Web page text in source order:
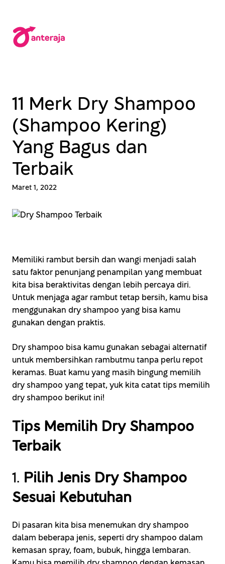
konten
11 Merk Dry Shampoo
(Shampoo Kering)
Yang Bagus dan
Terbaik
Maret 1, 2022
Memiliki rambut bersih dan wangi menjadi salah
satu faktor penunjang penampilan yang membuat
kita bisa beraktivitas dengan lebih percaya diri.
Untuk menjaga agar rambut tetap bersih, kamu bisa
menggunakan dry shampoo yang bisa kamu
gunakan dengan praktis.
Dry shampoo bisa kamu gunakan sebagai alternatif
untuk membersihkan rambutmu tanpa perlu repot
keramas. Buat kamu yang masih bingung memilih
dry shampoo yang tepat, yuk kita catat tips memilih
dry shampoo berikut ini!
Tips Memilih Dry Shampoo
Terbaik
1. Pilih Jenis Dry Shampoo
Sesuai Kebutuhan
Di pasaran kita bisa menemukan dry shampoo
dalam beberapa jenis, seperti dry shampoo dalam
kemasan spray, foam, bubuk, hingga lembaran.